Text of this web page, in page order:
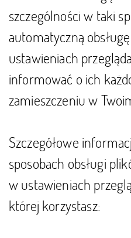
szczególności w taki
automatyczną
ustawieniach
informować o ich
zamieszczeniu w
Szczegółowe
sposobach obsługi
w ustawieniach
której korzystasz: